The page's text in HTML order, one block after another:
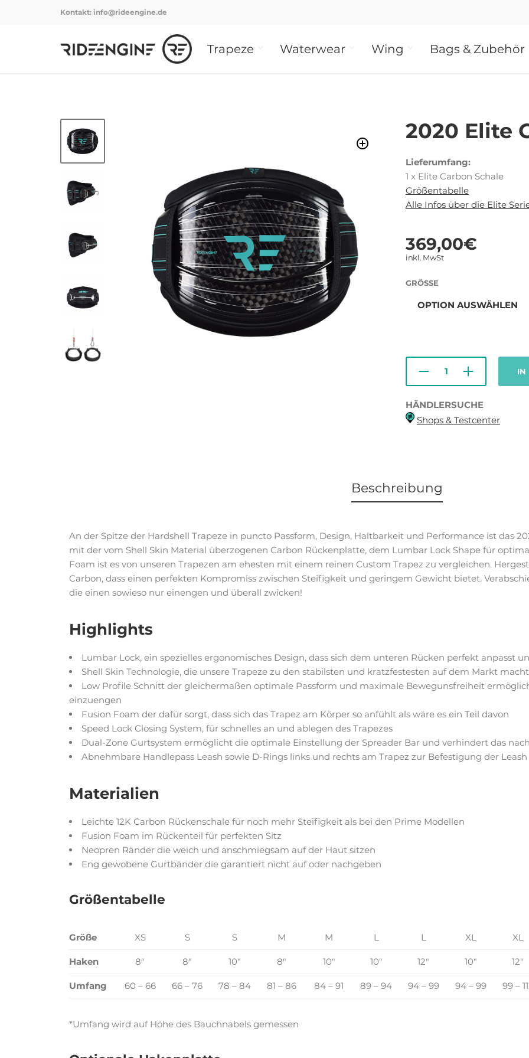
Kontakt: info@rideengine.de
Trapeze Waterwear Wing Bags & Zubehör
2020 Elite
Lieferumfang:
1 x Elite Carbon Schale
Größentabelle
Alle Infos über die Elite
369,00€
inkl. MwSt
GRÖSSE
IN
HÄNDLERSUCHE
Shops & Testcenter
Beschreibung
An der Spitze der Hardshell Trapeze in puncto Passform, Design, Haltbarkeit und Performance ist das
mit der vom Shell Skin Material überzogenen Carbon Rückenplatte, dem Lumbar Lock Shape für
Foam ist es von unseren Trapezen am ehesten mit einem reinen Custom Trapez zu vergleichen.
Carbon, dass einen perfekten Kompromiss zwischen Steifigkeit und geringem Gewicht bietet.
die einen sowieso nur einengen und überall zwicken!
Highlights
Lumbar Lock, ein spezielles ergonomisches Design, dass sich dem unteren Rücken perfekt anpasst
Shell Skin Technologie, die unsere Trapeze zu den stabilsten und kratzfestesten auf dem Markt macht
Low Profile Schnitt der gleichermaßen optimale Passform und maximale Bewegunsfreiheit
einzuengen
Fusion Foam der dafür sorgt, dass sich das Trapez am Körper so anfühlt als wäre es ein Teil davon
Speed Lock Closing System, für schnelles an und ablegen des Trapezes
Dual-Zone Gurtsystem ermöglicht die optimale Einstellung der Spreader Bar und verhindert das
Abnehmbare Handlepass Leash sowie D-Rings links und rechts am Trapez zur Befestigung der Leash
Materialien
Leichte 12K Carbon Rückenschale für noch mehr Steifigkeit als bei den Prime Modellen
Fusion Foam im Rückenteil für perfekten Sitz
Neopren Ränder die weich und anschmiegsam auf der Haut sitzen
Eng gewobene Gurtbänder die garantiert nicht auf oder nachgeben
Größentabelle
Größe XS S S M M L L XL XL
Haken 8″ 8″ 10″ 8″ 10″ 10″ 12″ 10″ 12″
Umfang 60 – 66 66 – 76 78 – 84 81 – 86 84 – 91 89 – 94 94 – 99 94 – 99 99 –
*Umfang wird auf Höhe des Bauchnabels gemessen